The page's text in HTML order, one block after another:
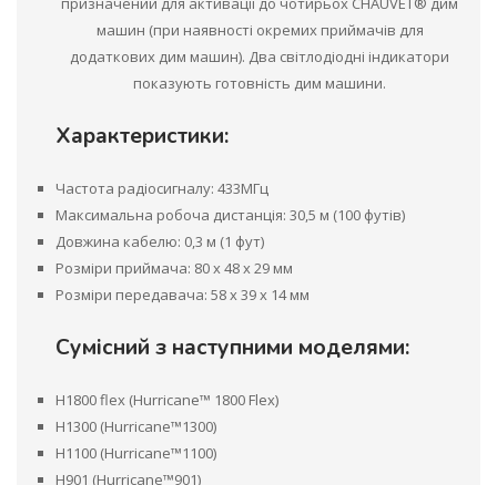
машин (при наявності окремих приймачів для
додаткових дим машин). Два світлодіодні індикатори
показують готовність дим машини.
Характеристики:
Частота радіосигналу: 433МГц
Максимальна робоча дистанція: 30,5 м (100 футів)
Довжина кабелю: 0,3 м (1 фут)
Розміри приймача: 80 х 48 х 29 мм
Розміри передавача: 58 х 39 х 14 мм
Сумісний з наступними моделями:
H1800 flex (Hurricane™ 1800 Flex)
H1300 (Hurricane™1300)
H1100 (Hurricane™1100)
H901 (Hurricane™901)